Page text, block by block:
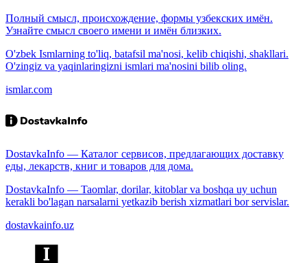
Полный смысл, происхождение, формы узбекских имён.
Узнайте смысл своего имени и имён близких.
O'zbek Ismlarning to'liq, batafsil ma'nosi, kelib chiqishi, shakllari.
O'zingiz va yaqinlaringizni ismlari ma'nosini bilib oling.
ismlar.com
DostavkaInfo — Каталог сервисов, предлагающих доставку
еды, лекарств, книг и товаров для дома.
DostavkaInfo — Taomlar, dorilar, kitoblar va boshqa uy uchun
kerakli bo'lagan narsalarni yetkazib berish xizmatlari bor servislar.
dostavkainfo.uz